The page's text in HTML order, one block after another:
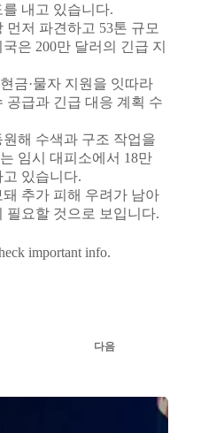
내고 있습니다.
먼저 파견하고 53톤 규모
은 200만 달러의 긴급 지
금·물자 지원을 잇따라
공급과 긴급 대응 계획 수
해 수색과 구조 작업을
임시 대피소에서 18만
있습니다.
추가 피해 우려가 남아
필요할 것으로 보입니다.
important info.
다음